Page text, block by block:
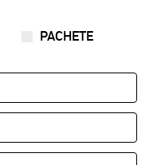
PACHETE